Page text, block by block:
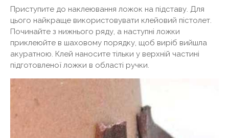
Приступите до наклеювання ложок на підставу. Для
цього найкраще використовувати клейовий пістолет.
Починайте з нижнього ряду, а наступні ложки
приклеюйте в шаховому порядку, щоб виріб вийшла
акуратною. Клей наносите тільки у верхній частині
підготовленої ложки в області ручки.